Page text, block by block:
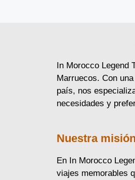
In Morocco Legend
Marruecos. Con
país, nos
necesidades y
Nuestra
En In Morocco
viajes memorables